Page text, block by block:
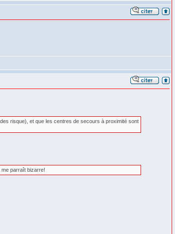
risque), et que les centres de secours à proximité sont
parraît bizarre!